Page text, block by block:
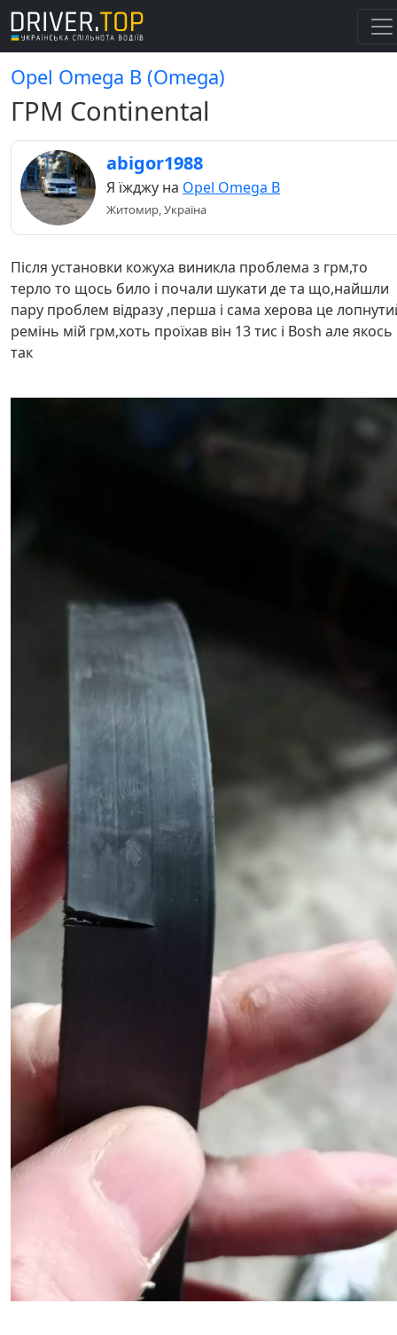
Opel Omega B (Omega)
ГРМ Continental
abigor1988
Я їжджу на Opel Omega B
Житомир, Україна
Після установки кожуха виникла проблема з грм,то
терло то щось било і почали шукати де та що,найшли
пару проблем відразу ,перша і сама херова це
ремінь мій грм,хоть проїхав він 13 тис і Bosh але якось
так